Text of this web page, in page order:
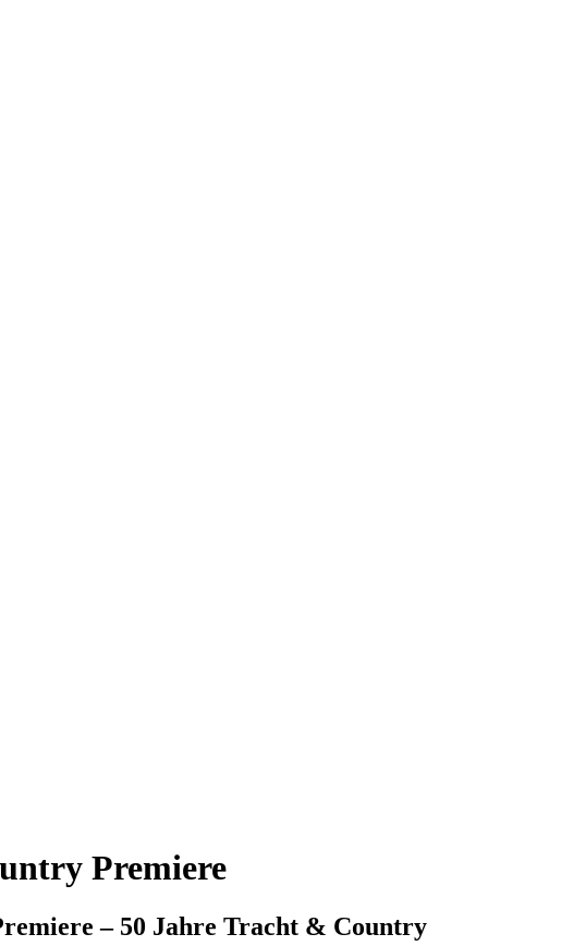
Premiere
– 50 Jahre Tracht & Country